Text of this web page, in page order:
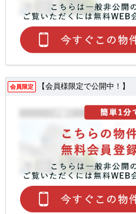
会員限定 【会員様限定で公開中！】